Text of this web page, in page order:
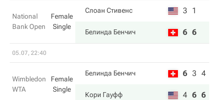
National
Bank Open
Female
Single
Слоан Стивенс 3 1
Белинда Бенчич 6 6
05.07, 22:40
Wimbledon
WTA
Female
Single
Белинда Бенчич 6 3 4
Кори Гауфф 4 6 6